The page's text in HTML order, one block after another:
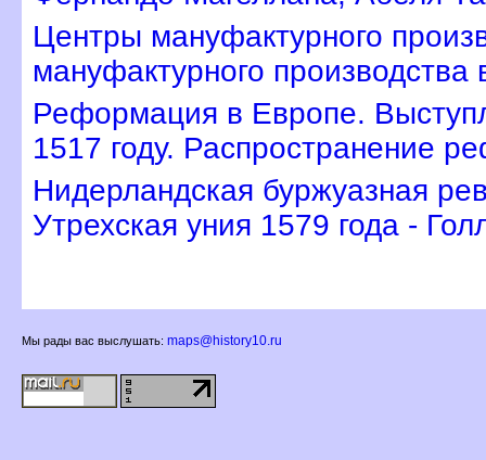
Центры мануфактурного
мануфактурного
Реформация в Европе.
1517 году. Распространение
Нидерландская буржуазная
Утрехская уния 1579 года -
Мы рады вас выслушать: maps@history10.ru